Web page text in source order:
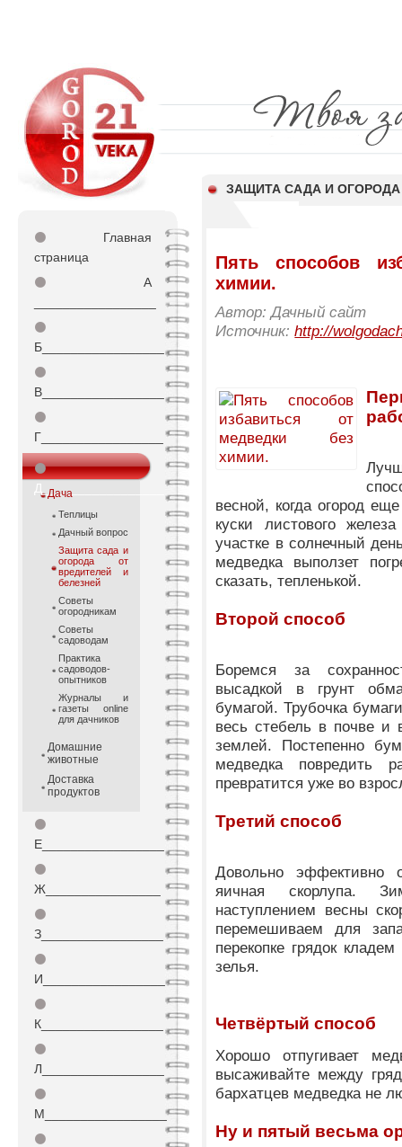
ЗАЩИТА САДА И ОГОРОДА
⚫
Главная
страница
⚫
А
⚫
Б_________________
⚫
В_________________
⚫
Г_________________
⚫
Д_________________
Дача
Теплицы
Дачный вопрос
Защита сада и
огорода от
вредителей и
белезней
Советы
огородникам
Советы
садоводам
Практика
садоводов-
опытников
Журналы и
газеты online
для дачников
Домашние
животные
Доставка
продуктов
⚫
Е_________________
⚫
Ж________________
⚫
З_________________
⚫
И_________________
⚫
К_________________
⚫
Л_________________
⚫
М_________________
⚫
Пять способов
химии.
Автор: Дачный сайт
Источник:http://
весной, когда огород
куски листового
участке в солнечный
медведка выползет
сказать, тепленькой.
Второй способ
Боремся за
высадкой в грунт
бумагой. Трубочка
весь стебель в почве и
землей. Постепенно
медведка повредить
превратится уже во
Третий способ
Довольно эффективно
яичная скорлупа.
наступлением весны
перемешиваем для
перекопке грядок
зелья.
Четвёртый способ
Хорошо отпугивает
высаживайте между
бархатцев медведка не
Ну и пятый весьма